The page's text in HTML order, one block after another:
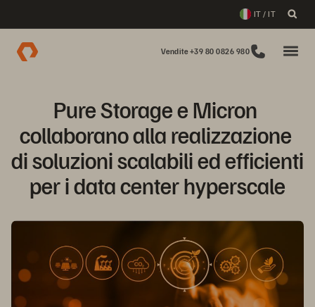
IT / IT
Vendite +39 80 0826 980
Pure Storage e Micron
collaborano alla realizzazione
di soluzioni scalabili ed efficienti
per i data center hyperscale